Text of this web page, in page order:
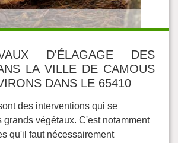
D'ÉLAGAGE DES
LA VILLE DE CAMOUS
DANS LE 65410
des interventions qui se
grands végétaux. C'est notamment
qu'il faut nécessairement